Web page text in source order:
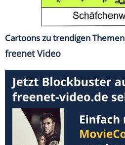
Cartoons zu trendigen Themen
freenet Video